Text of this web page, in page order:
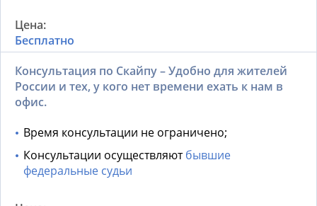
Бесплатно
Консультация по Скайпу – Удобно для жителей
России и тех, у кого нет времени ехать к нам в
офис.
Время консультации не ограничено;
Консультации осуществляютбывшие
федеральные судьи